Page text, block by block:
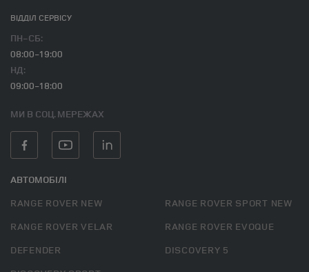
ВІДДІЛ CЕРВІСУ
ПН-СБ:
08:00-19:00
НД:
09:00-18:00
МИ В СОЦ. МЕРЕЖАХ
АВТОМОБІЛІ
RANGE ROVER NEW
RANGE ROVER SPORT NEW
RANGE ROVER VELAR
RANGE ROVER EVOQUE
DEFENDER
DISCOVERY 5